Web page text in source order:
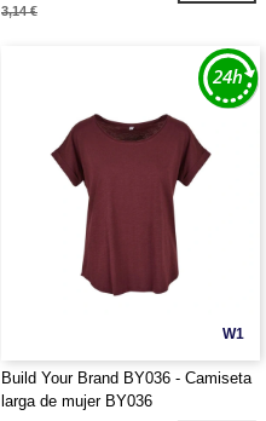
3,14 €
W1
Build Your Brand BY036 - Camiseta
larga de mujer BY036